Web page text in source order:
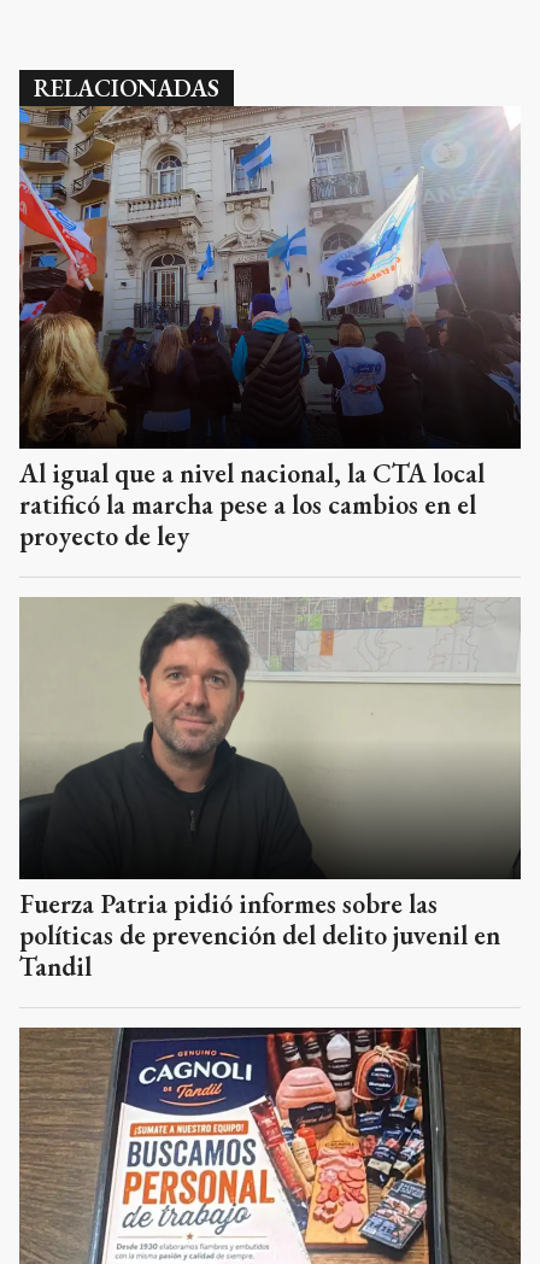
RELACIONADAS
Al igual que a nivel nacional, la CTA local
ratificó la marcha pese a los cambios en el
proyecto de ley
Fuerza Patria pidió informes sobre las
políticas de prevención del delito juvenil en
Tandil